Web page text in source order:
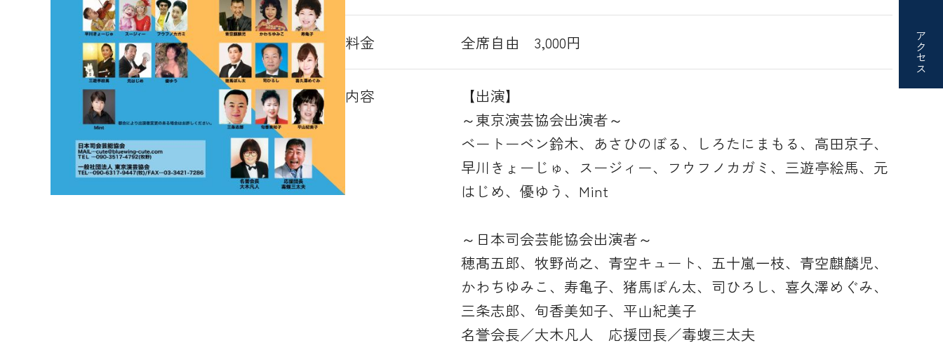
アクセス
料金 全席自由 3,000円
内容
【出演】
～東京演芸協会出演者～
ベートーベン鈴木、あさひのぼる、しろたにまもる、高田京子、
早川きょーじゅ、スージィー、フウフノカガミ、三遊亭絵馬、元
はじめ、優ゆう、Mint
～日本司会芸能協会出演者～
穂髙五郎、牧野尚之、青空キュート、五十嵐一枝、青空麒麟児、
かわちゆみこ、寿亀子、猪馬ぽん太、司ひろし、喜久澤めぐみ、
三条志郎、旬香美知子、平山紀美子
名誉会長／大木凡人 応援団長／毒蝮三太夫